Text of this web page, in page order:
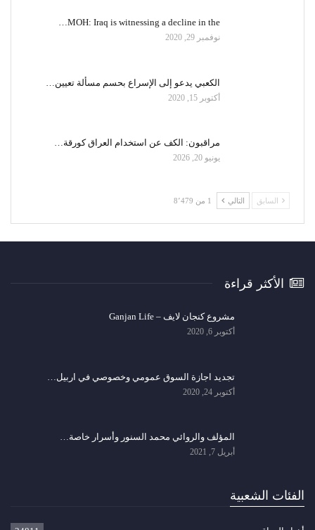
MOH: Iraq is witnessing a decline in the…
نوفمبر 29, 2020
الكعبي يدعو إلى الإسراع بحسم مسألة تعيين…
أكتوبر 15, 2020
مراقبون: الكف عن استخدام العراق كورقة…
يونيو 20, 2026
السابق التالي 1 من 8٬479
الأكثر قراءة
مشروع كنجان لايف – Ganjan Life
أكتوبر 6, 2020
تجديد اجازة السوق عمومي وخصوصي في اربيل…
أكتوبر 24, 2020
المؤلف والروائي محمد السنور وأسرار خاصة…
أبريل 7, 2021
الفئات الشعبية